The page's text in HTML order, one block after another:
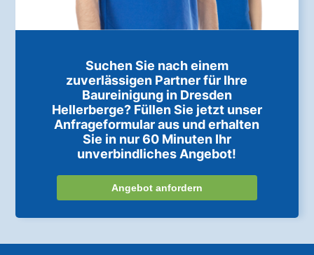
Suchen Sie nach einem
zuverlässigen Partner für Ihre
Baureinigung in Dresden
Hellerberge? Füllen Sie jetzt unser
Anfrageformular aus und erhalten
Sie in nur 60 Minuten Ihr
unverbindliches Angebot!
Angebot anfordern